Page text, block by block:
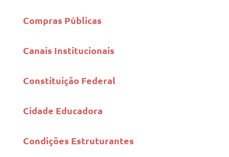
Compras Públicas
Canais Institucionais
Constituição Federal
Cidade Educadora
Condições Estruturantes